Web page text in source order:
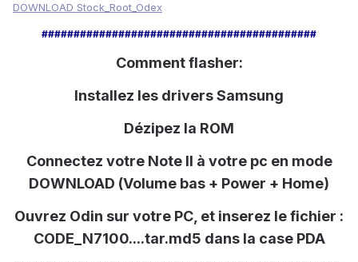
DOWNLOAD Stock_Root_Odex
###########################################
Comment flasher:
Installez les driversSamsung
Dézipez la ROM
Connectez votre Note II à votrepc en mode
DOWNLOAD (Volume bas + Power + Home)
Ouvrez Odin sur votre PC, et inserez le fichier :
CODE_N7100....tar.md5 dans la casePDA